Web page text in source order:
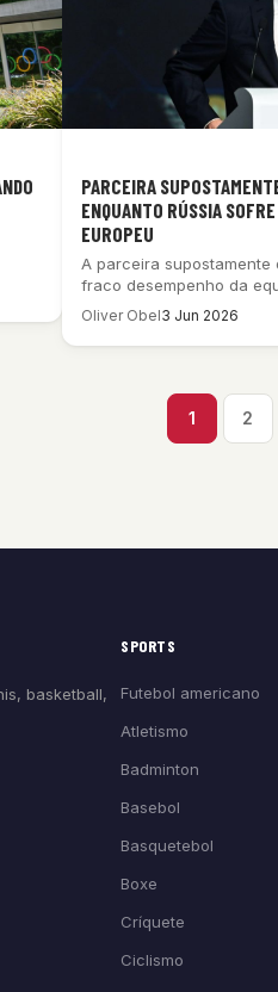
PARCEIRA
ENQUANTO RÚSSIA
EUROPEU
A parceira
fraco desempenho da
Oliver Obel3 Jun 2026
1 2
basketball,
SPORTS
Futebol americano
Atletismo
Badminton
Basebol
Basquetebol
Boxe
Críquete
Ciclismo